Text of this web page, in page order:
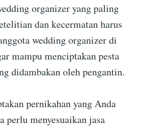
organizer yang paling
dan kecermatan harus
wedding organizer di
mampu menciptakan pesta
didambakan oleh pengantin.
pernikahan yang Anda
perlu menyesuaikan jasa